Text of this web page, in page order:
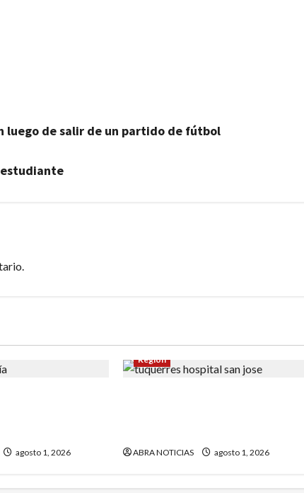
luego de salir de un partido de fútbol
agosto 1, 2026
Región
ABRA NOTICIAS agosto 1, 2026